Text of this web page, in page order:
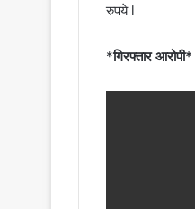
रुपये l
*गिरफ्तार आरोपी*